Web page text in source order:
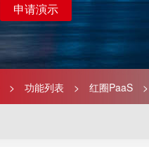
申请演示
> 功能列表 > 红圈PaaS >